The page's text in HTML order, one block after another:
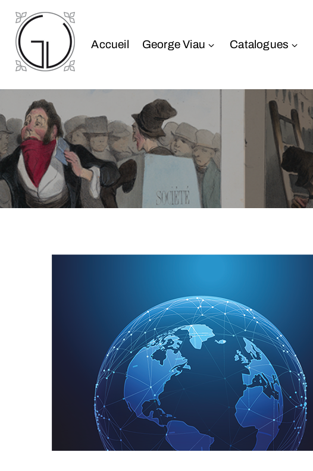
Accueil George Viau Catalogues